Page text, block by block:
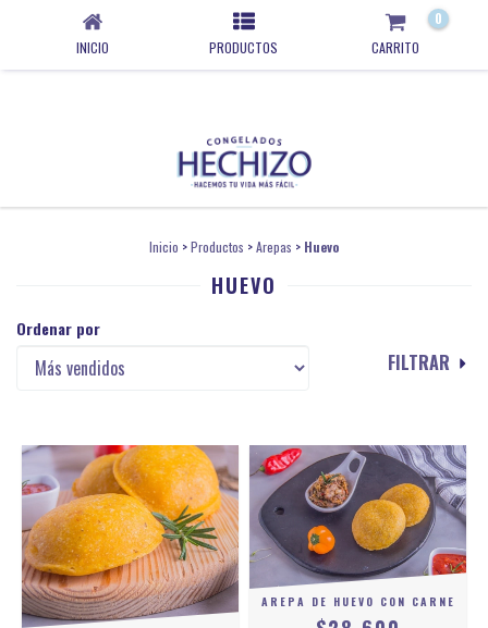
INICIO PRODUCTOS CARRITO
0
Inicio >Productos >Arepas > Huevo
HUEVO
Ordenar por
FILTRAR
AREPA DE HUEVO CON CARNE